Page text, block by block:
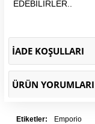
EDEBİLİRLER..
İADE KOŞULLARI
ÜRÜN YORUMLARI
Etiketler: Emporio